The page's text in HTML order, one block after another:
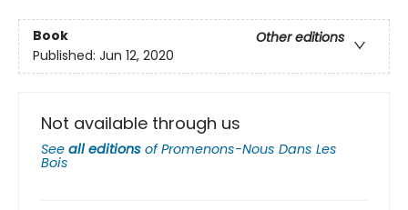
Book
Other editions
Published: Jun 12, 2020
Not available through us
See all editions ofPromenons-Nous Dans Les
Bois